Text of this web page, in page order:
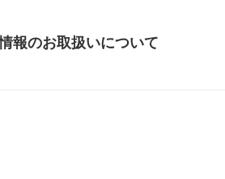
報のお取扱いについて